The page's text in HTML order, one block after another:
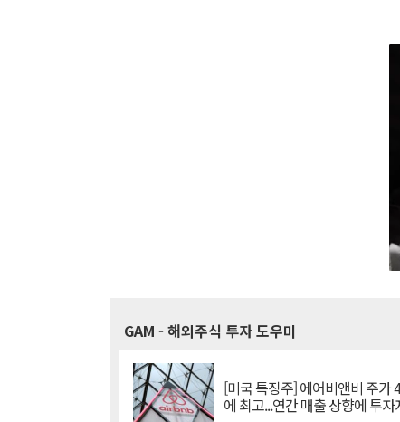
GAM - 해외주식 투자 도우미
[미국 특징주] 에어비앤비 주가
에 최고...연간 매출 상향에 투자